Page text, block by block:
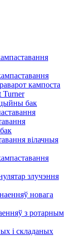
кампоста
Turner
бак
вілачныя
злучэння
новага
з ротарным
і складаных